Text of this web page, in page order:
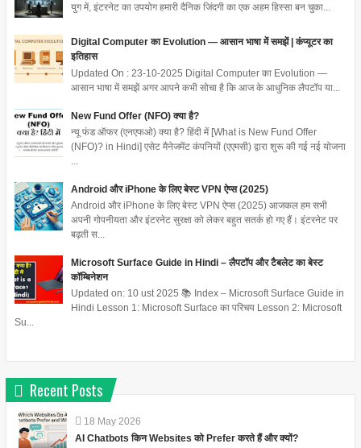
युग में, इंटरनेट का उपयोग हमारी दैनिक जिंदगी का एक अहम हिस्सा बन चुका...
Digital Computer का Evolution — आसान भाषा में समझें | कंप्यूटर का
इतिहास
Updated On : 23-10-2025 Digital Computer का Evolution —
आसान भाषा में समझें अगर आपने कभी सोचा है कि आज के आधुनिक लैपटॉप या...
New Fund Offer (NFO) क्या है?
न्यू फंड ऑफर (एनएफओ) क्या है? हिंदी में [What is New Fund Offer
(NFO)? in Hindi] एसेट मैनेजमेंट कंपनियों (एएमसी) द्वारा शुरू की गई नई योजना
...
Android और iPhone के लिए बेस्ट VPN ऐप्स (2025)
Android और iPhone के लिए बेस्ट VPN ऐप्स (2025) आजकल हम सभी
अपनी गोपनीयता और इंटरनेट सुरक्षा को लेकर बहुत सतर्क हो गए हैं। इंटरनेट पर
बढ़ती स...
Microsoft Surface Guide in Hindi – लैपटॉप और टैबलेट का बेस्ट
कॉम्बिनेशन
Updated on: 10 ust 2025 📚 Index – Microsoft Surface Guide in
Hindi Lesson 1: Microsoft Surface का परिचय Lesson 2: Microsoft
Su...
Recent Posts
18 May 2026
AI Chatbots किन Websites को Prefer करते हैं और क्यों?